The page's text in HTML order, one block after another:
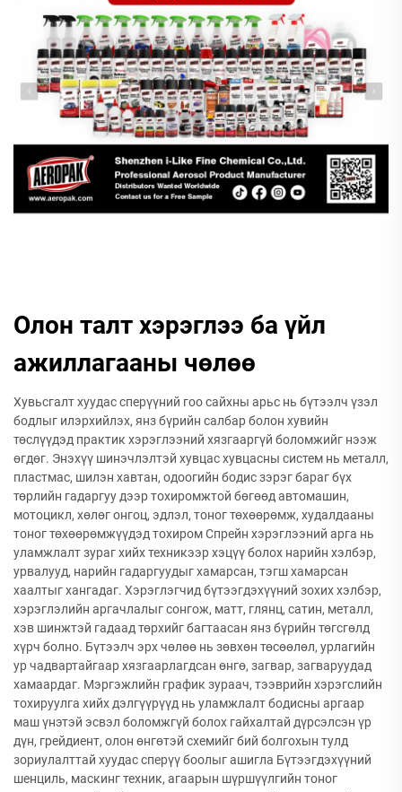
Олон талт хэрэглээ ба үйл
ажиллагааны чөлөө
Хувьсгалт хуудас сперүүний гоо сайхны арьс нь бүтээлч үзэл
бодлыг илэрхийлэх, янз бүрийн салбар болон хувийн
төслүүдэд практик хэрэглээний хязгааргүй боломжийг нээж
өгдөг. Энэхүү шинэчлэлтэй хувцас хувцасны систем нь металл,
пластмас, шилэн хавтан, одоогийн бодис зэрэг бараг бүх
төрлийн гадаргуу дээр тохиромжтой бөгөөд автомашин,
мотоцикл, хөлөг онгоц, эдлэл, тоног төхөөрөмж, худалдааны
тоног төхөөрөмжүүдэд тохиром Спрейн хэрэглээний арга нь
уламжлалт зураг хийх техникээр хэцүү болох нарийн хэлбэр,
урвалууд, нарийн гадаргуудыг хамарсан, тэгш хамарсан
хаалтыг хангадаг. Хэрэглэгчид бүтээгдэхүүний зохих хэлбэр,
хэрэглэлийн аргачлалыг сонгож, матт, глянц, сатин, металл,
хэв шинжтэй гадаад төрхийг багтаасан янз бүрийн төгсгөлд
хүрч болно. Бүтээлч эрх чөлөө нь зөвхөн төсөөлөл, урлагийн
ур чадвартайгаар хязгаарлагдсан өнгө, загвар, загваруудад
хамаардаг. Мэргэжлийн график зураач, тээврийн хэрэгслийн
тохируулга хийх дэлгүүрүүд нь уламжлалт бодисны аргаар
маш үнэтэй эсвэл боломжгүй болох гайхалтай дүрсэлсэн үр
дүн, грейдиент, олон өнгөтэй схемийг бий болгохын тулд
зориулалттай хуудас сперүү боолыг ашигла Бүтээгдэхүүний
шенциль, маскинг техник, агаарын шүршүүлгийн тоног